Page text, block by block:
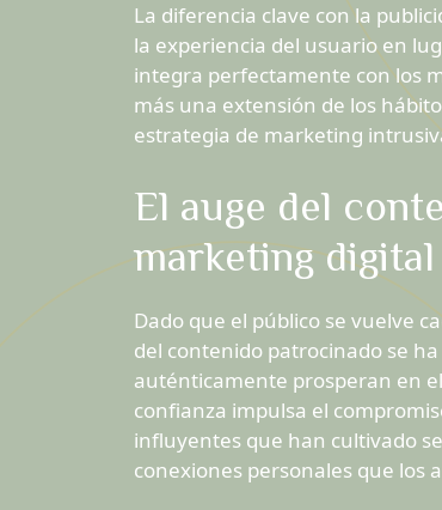
La diferencia clave con la
la experiencia del usuario en
integra perfectamente con los
más una extensión de los
estrategia de marketing
El auge del
marketing digital
Dado que el público se vuelve
del contenido patrocinado se
auténticamente prosperan en
confianza impulsa el
influyentes que han cultivado
conexiones personales que los